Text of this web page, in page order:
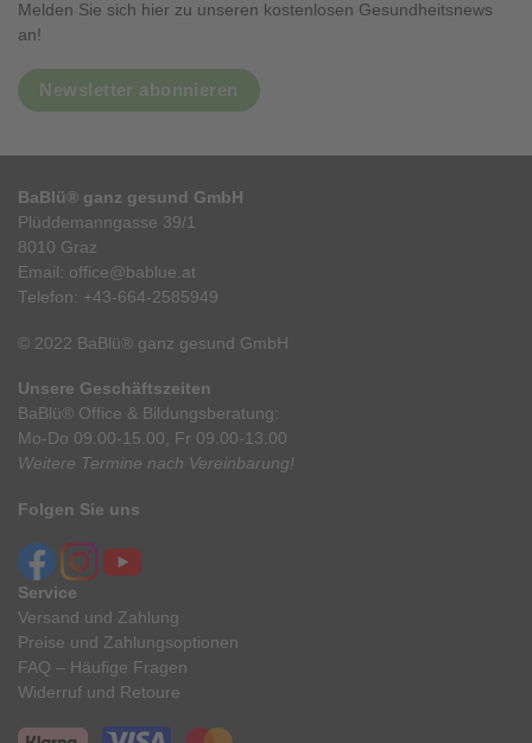
Melden Sie sich hier zu unseren kostenlosen Gesundheitsnews
an!
Newsletter abonnieren
BaBlü® ganz gesund GmbH
Plüddemanngasse 39/1
8010 Graz
Email: office@bablue.at
Telefon: +43-664-2585949
© 2022 BaBlü® ganz gesund GmbH
Unsere Geschäftszeiten
BaBlü® Office & Bildungsberatung:
Mo-Do 09.00-15.00, Fr 09.00-13.00
Weitere Termine nach Vereinbarung!
Folgen Sie uns
Service
Versand und Zahlung
Preise und Zahlungsoptionen
FAQ – Häufige Fragen
Widerruf und Retoure